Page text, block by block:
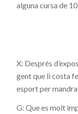
alguna cursa de
X: Després
gent que li costa
esport per
G: Que es molt